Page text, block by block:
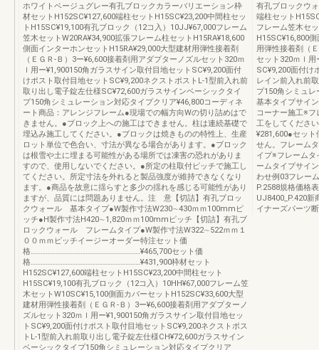
ホワイトベージュグレー有孔ブロックカラーバリエーション枠
材セットH152SC¥127,600端柱セットH15SC¥23,200中間柱セッ
トH15SC¥19,100有孔ブロック（12コ入）10JJ¥67,000フレーム
笠木セットW20RA¥34,900拡張フレーム柱セットH15RA¥18,600
側面インターホンセットH15RA¥29,000大型建材用弾性接着剤
（ＥＧＲ-Ｂ）3ー¥6,600接着剤用アダプターノズルセット320ｍ
ｌ用ー¥1,900150角ガラスサイン取付目地セットSC¥9,200面付
けポスト取付目地セットSC¥9,200ネクストポストL-1型前入れ前
取り出し電子錠左仕様SC¥72,600ガラスサインベーシックタイ
プ150角シミュレーション対応タイプクリア¥46,800コーディネ
ート商品：アレンジフレーム●現場での幅方向Wの切り詰めはで
きません。●ブロック上への施工はできません。柱は連続基礎で
埋込み施工してください。●ブロックは焼きものの特性上、生産
ロット単位で色合い、寸法が異なる場合があります。●ブロック
は根雪や土に埋まる可能性がある場所では凍害の恐れがありま
すので、使用しないでください。●所定の柱取付ピッチで施工し
てください。所定寸法を外れると製品強度が維持できなくなり
ます。●商品を故意に揺らすと多少の揺れを感じる可能性があり
ますが、品質には問題ありません。注 意【切詰】有孔ブロッ
クウォール 基本タイプ●W製作寸法W230∼430ｍｍ100mmピ
ッチ●H製作寸法H420∼1,820ｍｍ100mmピッチ【切詰】有孔ブ
ロックウォール フレームタイプ●W製作寸法W322∼522ｍｍ１
００ｍｍピッチイージーオーダー特注セット価
格…………………………………………………………¥465,700セット価
格…………………………………………………………¥431,900枠材セット
H152SC¥127,600端柱セットH15SC¥23,200中間柱セット
H15SC¥19,100有孔ブロック（12コ入）10HH¥67,000フレーム笠
木セットW10SC¥15,100側面カバーセットH152SC¥33,600大型
建材用弾性接着剤（ＥＧＲ-Ｂ）3ー¥6,600接着剤用アダプターノ
ズルセット320ｍｌ用ー¥1,900150角ガラスサイン取付目地セッ
トSC¥9,200面付けポスト取付目地セットSC¥9,200ネクストポス
トL-1型前入れ前取り出し電子錠左仕様CH¥72,600ガラスサイン
ベーシックタイプ150角シミュレーション対応タイプクリア
有孔ブロックウ
端柱セット
フレーム笠木セ
H15SC¥16,800
用弾性接着剤（
セット320ｍｌ
SC¥9,200面付け
レイン前入れ前
プ150角シミュ
基本タイプサイ
コーナー施工※フ
工をしてくださ
¥281,600●セッ
せん。フレーム
イプ※フレームタ
ームタイプサイ
わせ例03フレー
P.2588規格価格
UJ8400_P.420新
イナーズパーツ